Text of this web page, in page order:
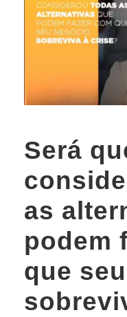
Será
as
podem
que